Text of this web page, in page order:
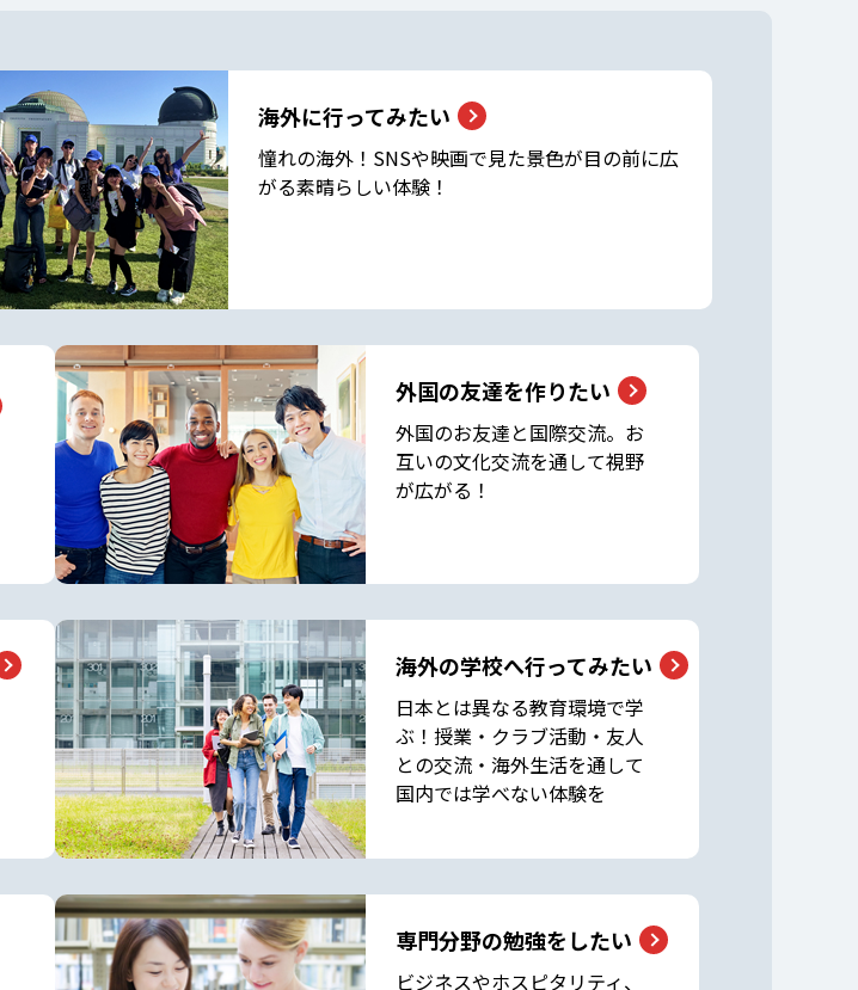
海外に行ってみたい
憧れの海外！SNSや映画で見た景色が目の前に広
がる素晴らしい体験！
外国の友達を作りたい
外国のお友達と国際交流。お
互いの文化交流を通して視野
が広がる！
海外の学校へ行ってみたい
日本とは異なる教育環境で学
ぶ！授業・クラブ活動・友人
との交流・海外生活を通して
国内では学べない体験を
専門分野の勉強をしたい
ビジネスやホスピタリティ、